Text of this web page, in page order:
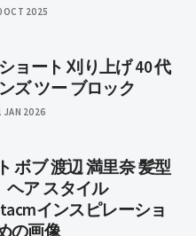
OCT 2025
ョート 刈り上げ 40 代
ズ ツー ブロック
JAN 2026
ボブ 渡辺 満里奈 髪型
ヘア スタイル
インスピレーショ
の画像